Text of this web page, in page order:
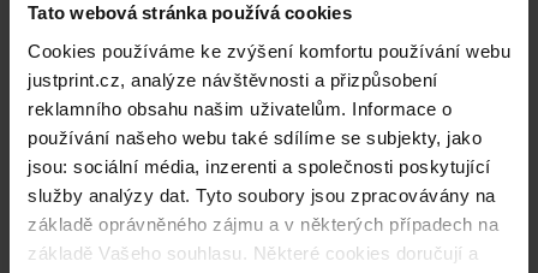
Tato webová stránka používá cookies
Cookies používáme ke zvýšení komfortu používání webu
justprint.cz, analýze návštěvnosti a přizpůsobení
reklamního obsahu našim uživatelům. Informace o
používání našeho webu také sdílíme se subjekty, jako
jsou: sociální média, inzerenti a společnosti poskytující
služby analýzy dat. Tyto soubory jsou zpracovávány na
základě oprávněného zájmu a v některých případech na
základě Vašeho souhlasu. Některé cookies doručují a
zasklení, výstavních stánků nebo zrcadel.
Lité fólie
Litá (automobilové) fólie je skvělá pro lepení
nerovného povrchu - při zahřátí k němu přilne. Jedná
se o nejoblíbenější fólii pro lepení firemních vozidel
nebo veřejné dopravy.